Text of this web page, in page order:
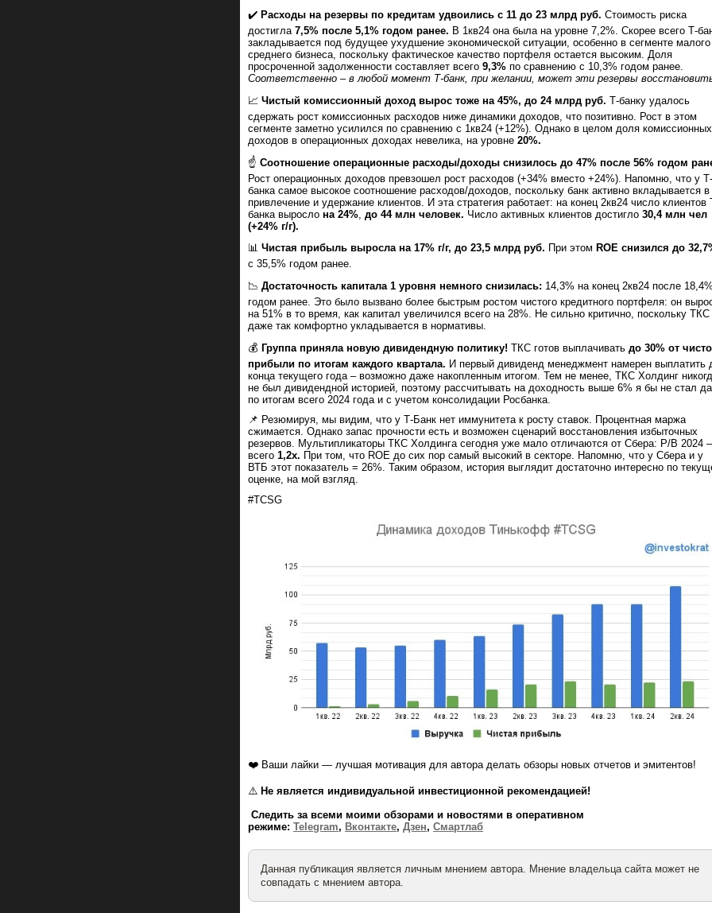
✔️ Расходы на резервы по кредитам удвоились с 11 до 23 млрд руб. Стоимость риска
достигла 7,5% после 5,1% годом ранее. В 1кв24 она была на уровне 7,2%. Скорее всего Т-
закладывается под будущее ухудшение экономической ситуации, особенно в сегменте
среднего бизнеса, поскольку фактическое качество портфеля остается высоким. Доля
просроченной задолженности составляет всего 9,3% по сравнению с 10,3% годом ранее.
Соответственно – в любой момент Т-банк, при желании, может эти резервы
📈 Чистый комиссионный доход вырос тоже на 45%, до 24 млрд руб. Т-банку удалось
сдержать рост комиссионных расходов ниже динамики доходов, что позитивно. Рост в этом
сегменте заметно усилился по сравнению с 1кв24 (+12%). Однако в целом доля комиссионных
доходов в операционных доходах невелика, на уровне 20%.
☝️ Соотношение операционные расходы/доходы снизилось до 47% после 56% годом
Рост операционных доходов превзошел рост расходов (+34% вместо +24%). Напомню, что у Т-
банка самое высокое соотношение расходов/доходов, поскольку банк активно вкладывается в
привлечение и удержание клиентов. И эта стратегия работает: на конец 2кв24 число клиентов
банка выросло на 24% до 44 млн человек. Число активных клиентов достигло 30,4 млн чел
(+24% г/г).
📊 Чистая прибыль выросла на 17% г/г, до 23,5 млрд руб. При этом ROE снизился до
с 35,5% годом ранее.
📉 Достаточность капитала 1 уровня немного снизилась: 14,3% на конец 2кв24 после
годом ранее. Это было вызвано более быстрым ростом чистого кредитного портфеля: он
на 51% в то время, как капитал увеличился всего на 28%. Не сильно критично, поскольку ТКС
даже так комфортно укладывается в нормативы.
💰 Группа приняла новую дивидендную политику! ТКС готов выплачивать до 30% от
прибыли по итогам каждого квартала. И первый дивиденд менеджмент намерен выплатить
конца текущего года – возможно даже накопленным итогом. Тем не менее, ТКС Холдинг
не был дивидендной историей, поэтому рассчитывать на доходность выше 6% я бы не стал
по итогам всего 2024 года и с учетом консолидации Росбанка.
📌 Резюмируя, мы видим, что у Т-Банк нет иммунитета к росту ставок. Процентная маржа
сжимается. Однако запас прочности есть и возможен сценарий восстановления избыточных
резервов. Мультипликаторы ТКС Холдинга сегодня уже мало отличаются от Сбера: P/B 2024 –
всего 1,2х. При том, что ROE до сих пор самый высокий в секторе. Напомню, что у Сбера и у
ВТБ этот показатель = 26%. Таким образом, история выглядит достаточно интересно по
оценке, на мой взгляд.
#TCSG
❤️ Ваши лайки — лучшая мотивация для автора делать обзоры новых отчетов и эмитентов!
⚠️ Не является индивидуальной инвестиционной рекомендацией!
Следить за всеми моими обзорами и новостями в оперативном
режиме: Telegram, Вконтакте, Дзен, Смартлаб
Данная публикация является личным мнением автора. Мнение владельца сайта может не
совпадать с мнением автора.